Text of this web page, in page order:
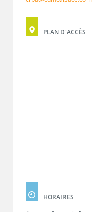
PLAN D'ACCÈS
HORAIRES